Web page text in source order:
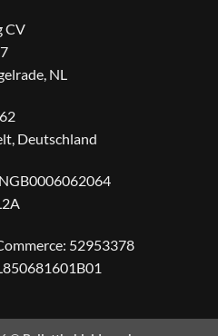
CV
NL
Deutschland
52953378